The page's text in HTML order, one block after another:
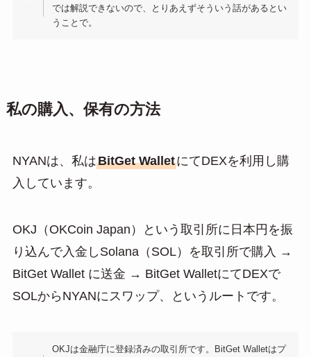
では解説できないので、とりあえずそういう話があるとい
うことで。
私の購入、保有の方法
NYANは、私はBitGet WalletにてDEXを利用し購
入しています。
OKJ（OKCoin Japan）という取引所に日本円を振
り込んで入金しSolana（SOL）を取引所で購入 →
BitGet Wallet に送金 → BitGet WalletにてDEXで
SOLからNYANにスワップ、というルートです。
OKJは金融庁に登録済みの取引所です。BitGet Walletはプ